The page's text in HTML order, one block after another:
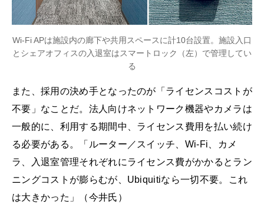
Wi-Fi APは施設内の廊下や共用スペースに計10台設置。施設入口
とシェアオフィスの入退室はスマートロック（左）で管理してい
る
また、採用の決め手となったのが「ライセンスコストが
不要」なことだ。法人向けネットワーク機器やカメラは
一般的に、利用する期間中、ライセンス費用を払い続け
る必要がある。「ルーター／スイッチ、Wi-Fi、カメ
ラ、入退室管理それぞれにライセンス費がかかるとラン
ニングコストが膨らむが、Ubiquitiなら一切不要。これ
は大きかった」（今井氏）